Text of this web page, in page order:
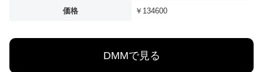
価格 ￥134600
DMMで見る